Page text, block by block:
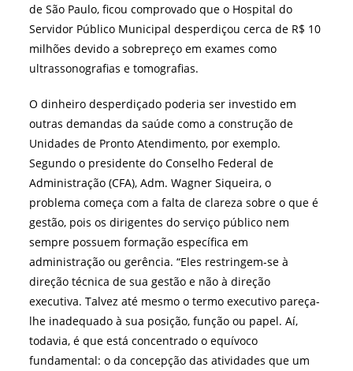
de São Paulo, ficou comprovado que o Hospital do
Servidor Público Municipal desperdiçou cerca de R$ 10
milhões devido a sobrepreço em exames como
ultrassonografias e tomografias.
O dinheiro desperdiçado poderia ser investido em
outras demandas da saúde como a construção de
Unidades de Pronto Atendimento, por exemplo.
Segundo o presidente do Conselho Federal de
Administração (CFA), Adm. Wagner Siqueira, o
problema começa com a falta de clareza sobre o que é
gestão, pois os dirigentes do serviço público nem
sempre possuem formação específica em
administração ou gerência. “Eles restringem-se à
direção técnica de sua gestão e não à direção
executiva. Talvez até mesmo o termo executivo pareça-
lhe inadequado à sua posição, função ou papel. Aí,
todavia, é que está concentrado o equívoco
fundamental: o da concepção das atividades que um